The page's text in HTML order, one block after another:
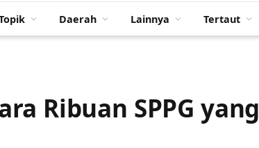
Daerah Lainnya Tertaut
Ribuan SPPG yang